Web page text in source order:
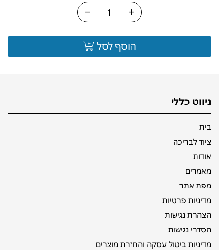
הוסף לסל
ניווט כללי
בית
ציוד לבריכה
אודות
מאמרים
מפת אתר
מדיניות פרטיות
הצהרת נגישות
הסדרי נגישות
מדיניות ביטול עסקה והחזרת מוצרים